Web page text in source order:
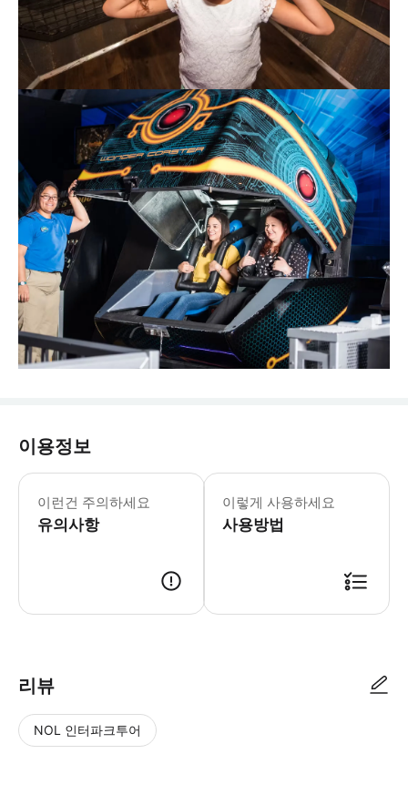
이용정보
이런건 주의하세요
유의사항
월요일-일요일: 10:00-21:00
과학과 재미가 가장 예상치 못한 방
이렇게 사용하세요
사용방법
리뷰
NOL 인터파크투어